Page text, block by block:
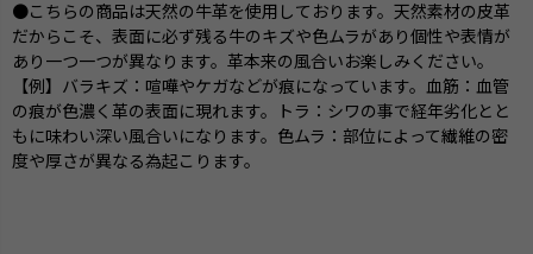
●こちらの商品は天然の牛革を使用しております。天然素材の皮革
だからこそ、表面に必ず残る牛のキズや色ムラがあり個性や表情が
あり一つ一つが異なります。革本来の風合いお楽しみください。
【例】バラキズ：喧嘩やケガなどが痕になっています。血筋：血管
の痕が色濃く革の表面に現れます。トラ：シワの事で経年劣化とと
もに味わい深い風合いになります。色ムラ：部位によって繊維の密
度や厚さが異なる為起こります。